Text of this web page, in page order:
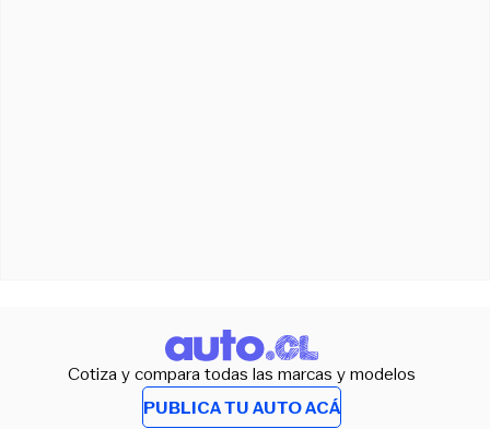
Cotiza y compara todas las marcas y modelos
PUBLICA TU AUTO ACÁ